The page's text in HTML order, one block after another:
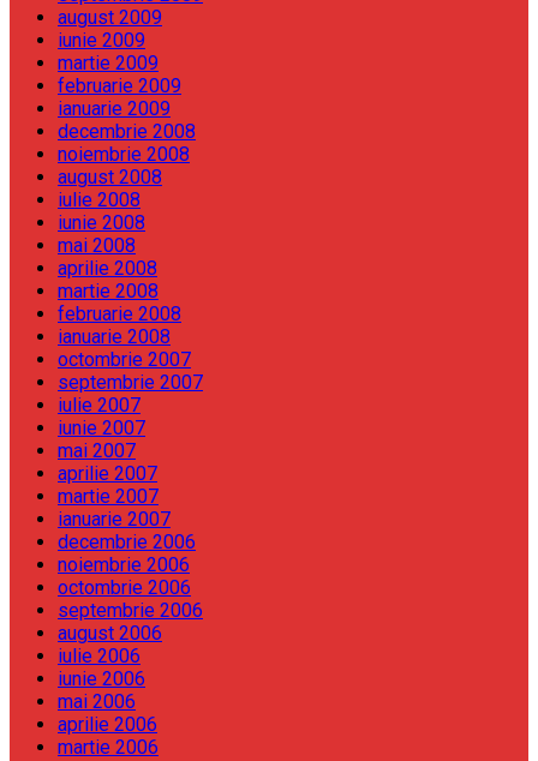
august 2009
iunie 2009
martie 2009
februarie 2009
ianuarie 2009
decembrie 2008
noiembrie 2008
august 2008
iulie 2008
iunie 2008
mai 2008
aprilie 2008
martie 2008
februarie 2008
ianuarie 2008
octombrie 2007
septembrie 2007
iulie 2007
iunie 2007
mai 2007
aprilie 2007
martie 2007
ianuarie 2007
decembrie 2006
noiembrie 2006
octombrie 2006
septembrie 2006
august 2006
iulie 2006
iunie 2006
mai 2006
aprilie 2006
martie 2006